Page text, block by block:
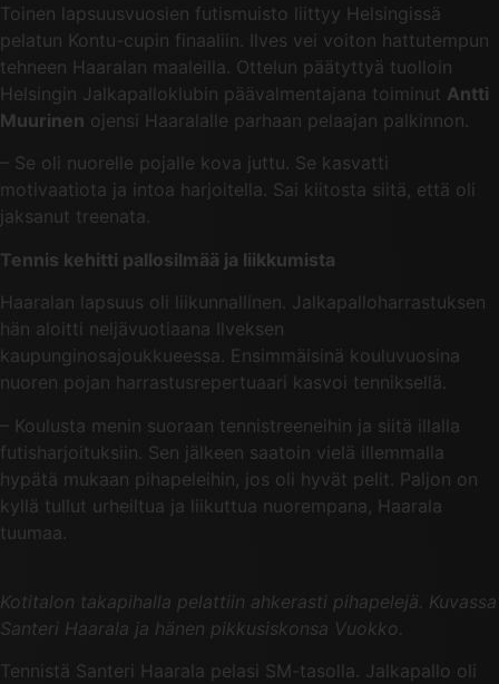
Toinen lapsuusvuosien futismuisto liittyy Helsingissä
pelatun Kontu-cupin finaaliin. Ilves vei voiton hattutempun
tehneen Haaralan maaleilla. Ottelun päätyttyä tuolloin
Helsingin Jalkapalloklubin päävalmentajana toiminut Antti
Muurinen ojensi Haaralalle parhaan pelaajan palkinnon.
– Se oli nuorelle pojalle kova juttu. Se kasvatti
motivaatiota ja intoa harjoitella. Sai kiitosta siitä, että oli
jaksanut treenata.
Tennis kehitti pallosilmää ja liikkumista
Haaralan lapsuus oli liikunnallinen. Jalkapalloharrastuksen
hän aloitti neljävuotiaana Ilveksen
kaupunginosajoukkueessa. Ensimmäisinä kouluvuosina
nuoren pojan harrastusrepertuaari kasvoi tenniksellä.
– Koulusta menin suoraan tennistreeneihin ja siitä illalla
futisharjoituksiin. Sen jälkeen saatoin vielä illemmalla
hypätä mukaan pihapeleihin, jos oli hyvät pelit. Paljon on
kyllä tullut urheiltua ja liikuttua nuorempana, Haarala
tuumaa.
Kotitalon takapihalla pelattiin ahkerasti pihapelejä. Kuvassa
Santeri Haarala ja hänen pikkusiskonsa Vuokko.
Tennistä Santeri Haarala pelasi SM-tasolla. Jalkapallo oli